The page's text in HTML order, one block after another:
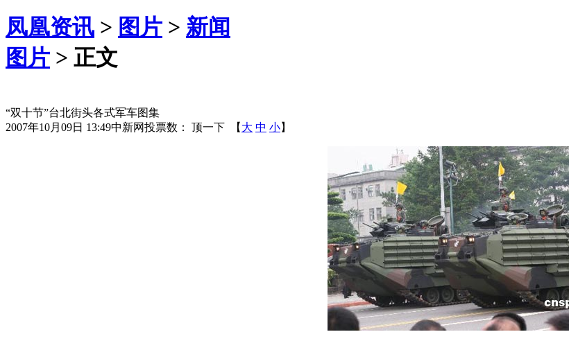
凤凰资讯 > 图片 > 新闻
图片 > 正文
“双十节”台北街头各式军车图集
2007年10月09日 13:49中新网投票数： 顶一下 【 大 中 小】